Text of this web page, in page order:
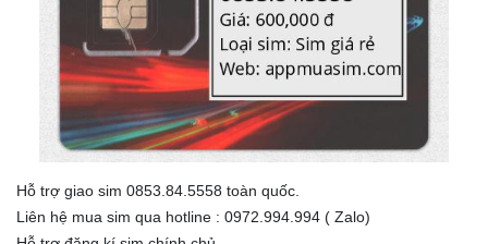
Hỗ trợ giao sim 0853.84.5558 toàn quốc.
Liên hệ mua sim qua hotline : 0972.994.994 ( Zalo)